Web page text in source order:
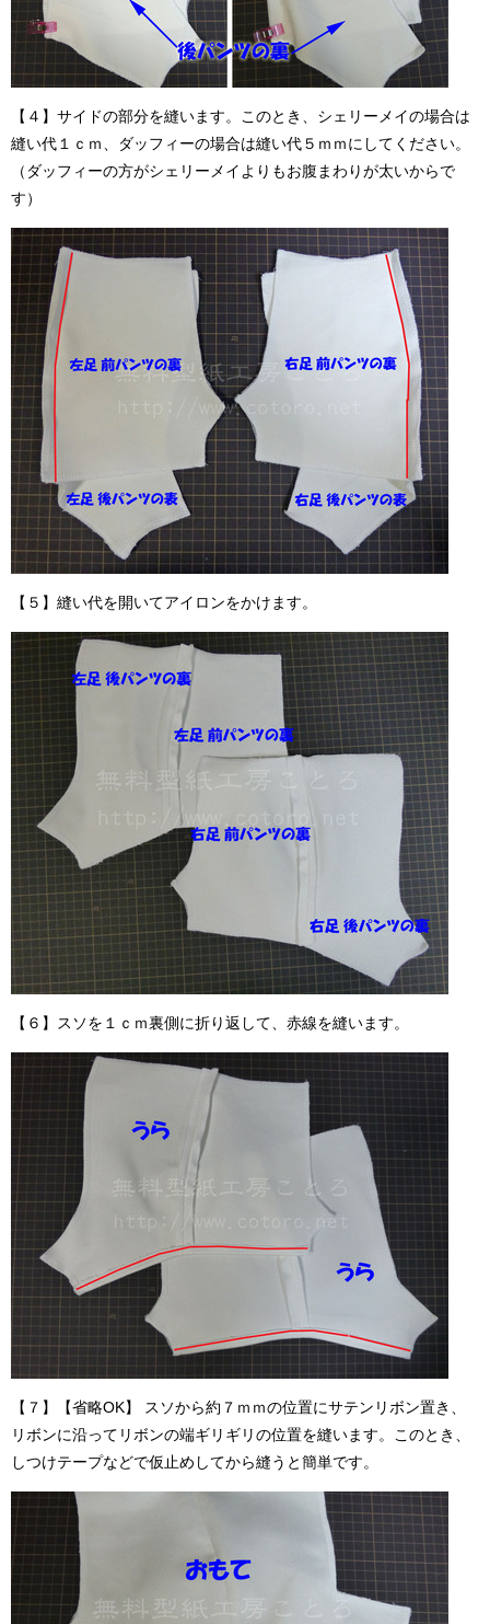
【４】サイドの部分を縫います。このとき、シェリーメイの場合は
縫い代１ｃｍ、ダッフィーの場合は縫い代５ｍｍにしてください。
（ダッフィーの方がシェリーメイよりもお腹まわりが太いからで
す）
【５】縫い代を開いてアイロンをかけます。
【６】スソを１ｃｍ裏側に折り返して、赤線を縫います。
【７】【省略OK】 スソから約７ｍｍの位置にサテンリボン置き、
リボンに沿ってリボンの端ギリギリの位置を縫います。このとき、
しつけテープなどで仮止めしてから縫うと簡単です。